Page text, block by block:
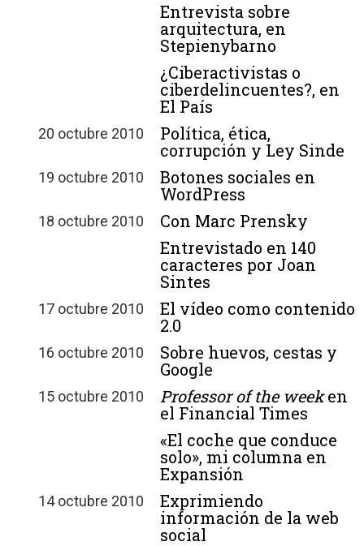
Entrevista sobre
arquitectura, en
Stepienybarno
¿Ciberactivistas o
ciberdelincuentes?, en
El País
20 octubre 2010
Política, ética,
corrupción y Ley Sinde
19 octubre 2010
Botones sociales en
WordPress
18 octubre 2010
Con Marc Prensky
Entrevistado en 140
caracteres por Joan
Sintes
17 octubre 2010
El vídeo como contenido
2.0
16 octubre 2010
Sobre huevos, cestas y
Google
15 octubre 2010 Professor of the weeken
el Financial Times
«El coche que conduce
solo», mi columna en
Expansión
14 octubre 2010
Exprimiendo
información de la web
social